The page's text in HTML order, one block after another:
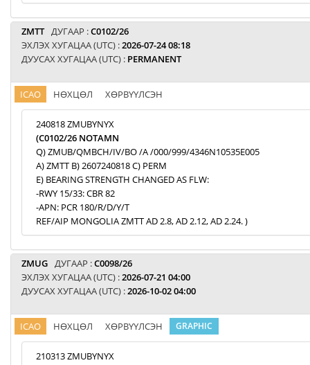
ZMTT ДУГААР :C0102/26
ЭХЛЭХ ХУГАЦАА (UTC) :2026-07-24 08:18
ДУУСАХ ХУГАЦАА (UTC) : PERMANENT
ICAO НӨХЦӨЛ ХӨРВҮҮЛСЭН
240818 ZMUBYNYX
(C0102/26 NOTAMN
Q) ZMUB/QMBCH/IV/BO /A /000/999/4346N10535E005
A) ZMTT B) 2607240818 C) PERM
E) BEARING STRENGTH CHANGED AS FLW:
-RWY 15/33: CBR 82
-APN: PCR 180/R/D/Y/T
REF/AIP MONGOLIA ZMTT AD 2.8, AD 2.12, AD 2.24. )
ZMUG ДУГААР :C0098/26
ЭХЛЭХ ХУГАЦАА (UTC) :2026-07-21 04:00
ДУУСАХ ХУГАЦАА (UTC) :2026-10-02 04:00
ICAO НӨХЦӨЛ ХӨРВҮҮЛСЭН GRAPHIC
210313 ZMUBYNYX